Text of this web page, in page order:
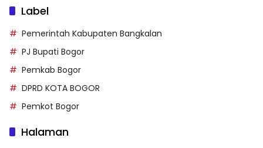
Label
Pemerintah Kabupaten Bangkalan
PJ Bupati Bogor
Pemkab Bogor
DPRD KOTA BOGOR
Pemkot Bogor
Halaman